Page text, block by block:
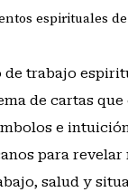
espirituales
de trabajo
de cartas
e
para revelar
salud y